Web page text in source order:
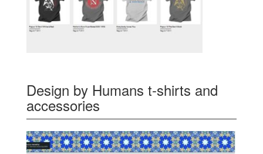
Design by Humans t-shirts and
accessories